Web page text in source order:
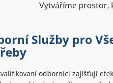
Vytváříme prostor,
Služby pro
odborníci zajišťují